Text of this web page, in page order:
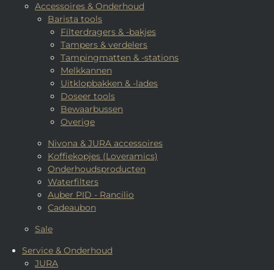
Accessoires & Onderhoud
Barista tools
Filterdragers & -bakjes
Tampers & verdelers
Tampingmatten & -stations
Melkkannen
Uitklopbakken & -lades
Doseer tools
Bewaarbussen
Overige
Nivona & JURA accessoires
Koffiekopjes (Loveramics)
Onderhoudsproducten
Waterfilters
Auber PID - Rancilio
Cadeaubon
Sale
Service & Onderhoud
JURA